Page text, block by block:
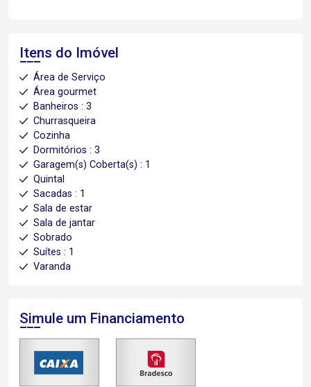
Itens do Imóvel
Área de Serviço
Área gourmet
Banheiros : 3
Churrasqueira
Cozinha
Dormitórios : 3
Garagem(s) Coberta(s) : 1
Quintal
Sacadas : 1
Sala de estar
Sala de jantar
Sobrado
Suítes : 1
Varanda
Simule um Financiamento